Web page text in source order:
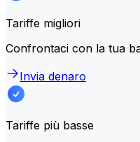
Tariffe migliori
Confrontaci con la tua
Invia denaro
Tariffe più basse